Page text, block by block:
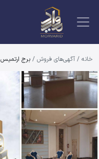
خانه / آگهی‌های فروش / برج ارتمیس 108 متری 2 خواب